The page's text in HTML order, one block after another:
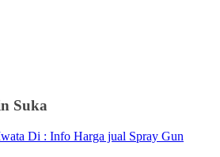
Suka